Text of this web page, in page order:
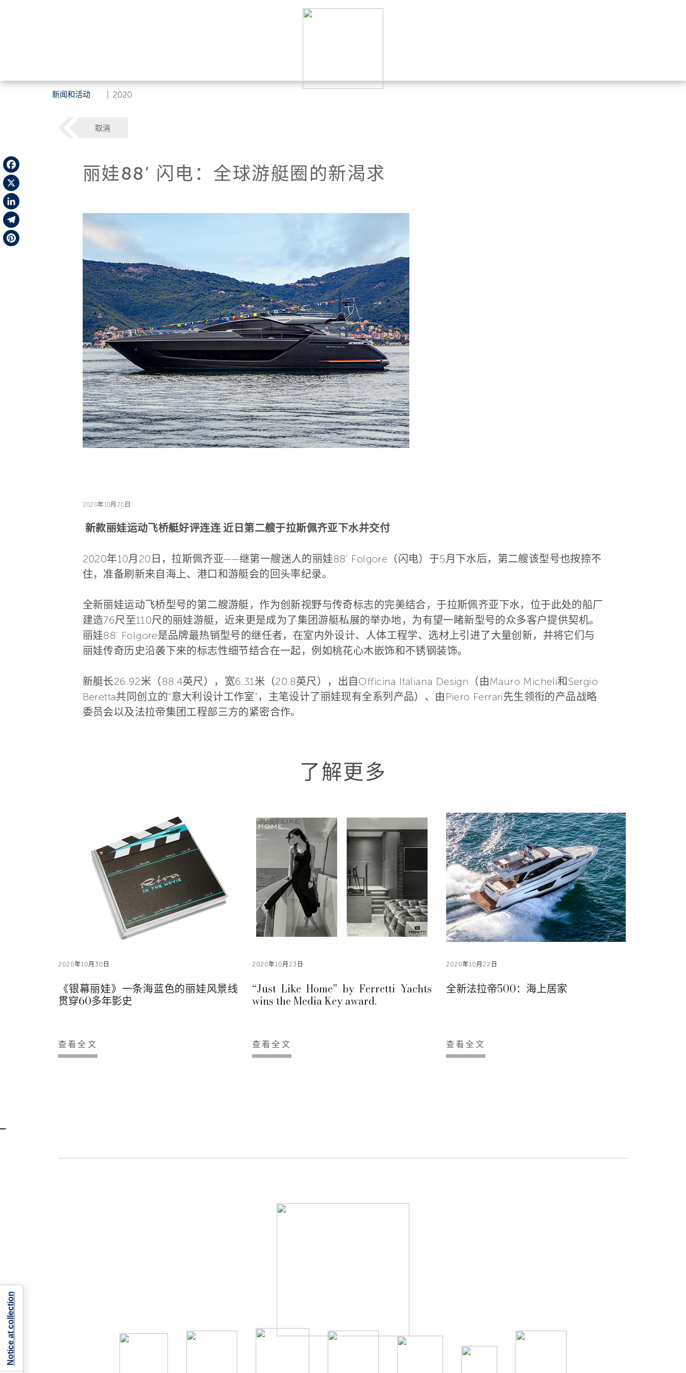
新闻和活动 2020
Facebook
X
LinkedIn
Telegram
取消
丽娃88’ 闪电：全球游艇圈的新渴求
2020年10月20日
新款丽娃运动飞桥艇好评连连 近日第二艘于拉斯佩齐亚下水并交付
2020年10月20日，拉斯佩齐亚——继第一艘迷人的丽娃88’ Folgore（闪电）于5月下水后，第二艘该型号也按捺不
住，准备刷新来自海上、港口和游艇会的回头率纪录。
全新丽娃运动飞桥型号的第二艘游艇，作为创新视野与传奇标志的完美结合，于拉斯佩齐亚下水，位于此处的船厂
建造76尺至110尺的丽娃游艇，近来更是成为了集团游艇私展的举办地，为有望一睹新型号的众多客户提供契机。
丽娃88’ Folgore是品牌最热销型号的继任者，在室内外设计、人体工程学、选材上引进了大量创新，并将它们与
丽娃传奇历史沿袭下来的标志性细节结合在一起，例如桃花心木嵌饰和不锈钢装饰。
新艇长26.92米（88.4英尺），宽6.31米（20.8英尺），出自Officina Italiana Design（由Mauro Micheli和Sergio
Beretta共同创立的“意大利设计工作室”，主笔设计了丽娃现有全系列产品）、由Piero Ferrari先生领衔的产品战略
委员会以及法拉帝集团工程部三方的紧密合作。
了解更多
2020年10月30日
《银幕丽娃》一条海蓝色的丽娃风景线
贯穿60多年影史
查看全文
2020年10月23日
“Just Like Home” by Ferretti Yachts
wins the Media Key award.
查看全文
2020年10月22日
全新法拉帝500：海上居家
查看全文
Notice at collection